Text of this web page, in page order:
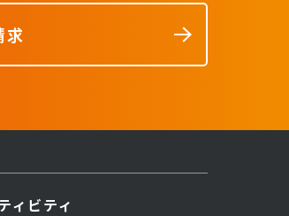
求
ィビティ